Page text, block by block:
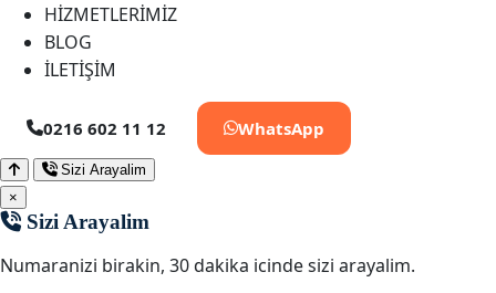
HİZMETLERİMİZ
BLOG
İLETİŞİM
0216 602 11 12 WhatsApp
Sizi Arayalim
×
Sizi Arayalim
Numaranizi birakin, 30 dakika icinde sizi arayalim.